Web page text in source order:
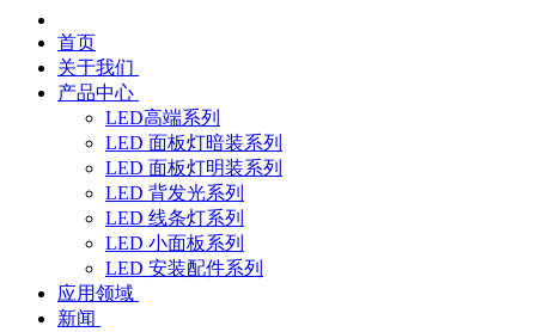
首页
关于我们
产品中心
LED高端系列
LED 面板灯暗装系列
LED 面板灯明装系列
LED 背发光系列
LED 线条灯系列
LED 小面板系列
LED 安装配件系列
应用领域
新闻